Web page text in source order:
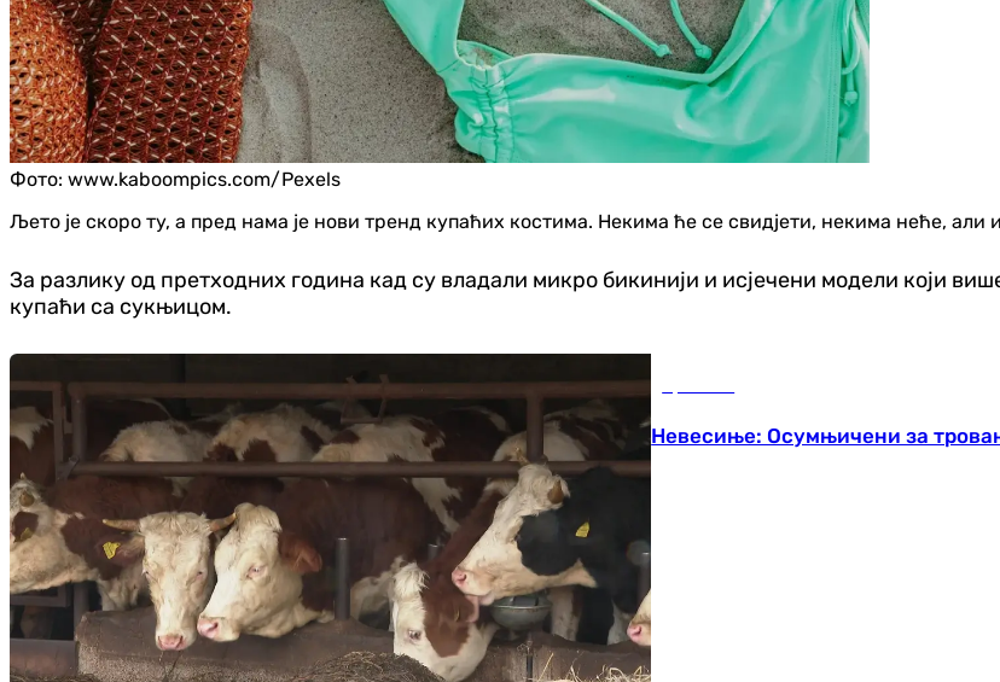
Фото: www.kaboompics.com/Pexels
Љето је скоро ту, а пред нама је нови тренд купаћих костима. Некима ће се свидјети, некима неће, али
За разлику од претходних година кад су владали микро бикинији и исјечени модели који
купаћи са сукњицом.
Невесиње: Осумњичени за